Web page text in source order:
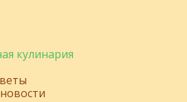
кулинария